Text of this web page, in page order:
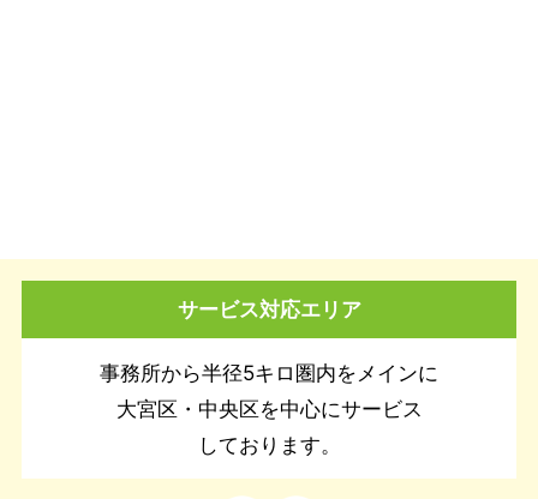
サービス対応エリア
事務所から半径5キロ圏内をメインに
大宮区・中央区を中心にサービス
しております。